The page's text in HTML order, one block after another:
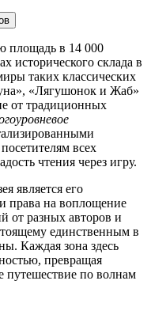
площадь в 14 000
исторического склада в
таких классических
«Лягушонок и Жаб»
от традиционных
всех
чтения через игру.
является его
права на воплощение
от разных авторов и
единственным в
Каждая зона здесь
превращая
путешествие по волнам